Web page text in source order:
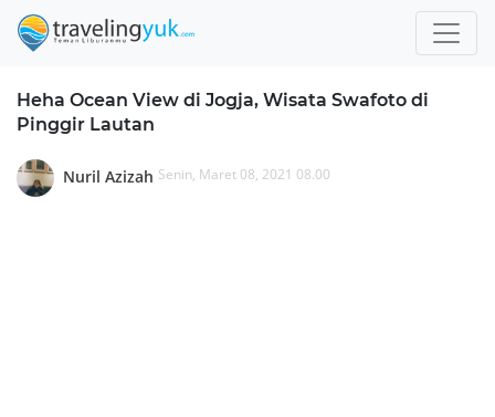
Heha Ocean View di Jogja, Wisata Swafoto di
Pinggir Lautan
Nuril Azizah Senin, Maret 08, 2021 08.00